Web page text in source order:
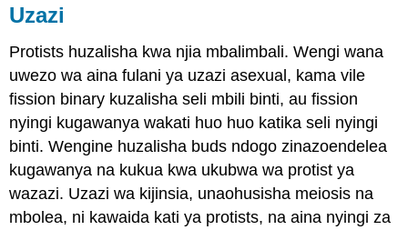
Uzazi
Protists huzalisha kwa njia mbalimbali. Wengi wana
uwezo wa aina fulani ya uzazi asexual, kama vile
fission binary kuzalisha seli mbili binti, au fission
nyingi kugawanya wakati huo huo katika seli nyingi
binti. Wengine huzalisha buds ndogo zinazoendelea
kugawanya na kukua kwa ukubwa wa protist ya
wazazi. Uzazi wa kijinsia, unaohusisha meiosis na
mbolea, ni kawaida kati ya protists, na aina nyingi za